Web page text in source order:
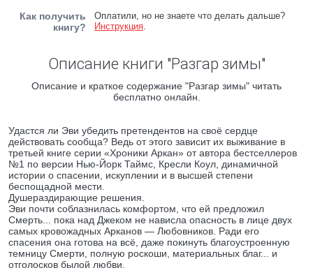
Как получить
книгу?
Оплатили, но не знаете что делать дальше?
Инструкция.
Описание книги "Разгар зимы"
Описание и краткое содержание "Разгар зимы" читать
бесплатно онлайн.
Удастся ли Эви убедить претендентов на своё сердце
действовать сообща? Ведь от этого зависит их выживание в
третьей книге серии «Хроники Аркан» от автора бестселлеров
№1 по версии Нью-Йорк Таймс, Кресли Коул, динамичной
истории о спасении, искуплении и в высшей степени
беспощадной мести.
Душераздирающие решения.
Эви почти соблазнилась комфортом, что ей предложил
Смерть... пока над Джеком не нависла опасность в лице двух
самых кровожадных Арканов — Любовников. Ради его
спасения она готова на всё, даже покинуть благоустроенную
темницу Смерти, полную роскоши, материальных благ... и
отголосков былой любви.